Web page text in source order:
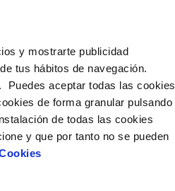
y mostrarte publicidad
tus hábitos de navegación.
Puedes aceptar todas las cookies
de forma granular pulsando
de todas las cookies
y que por tanto no se pueden
DE DATOS
datos bancarios
datos de domicilio
DE SERVICIO
(Defensa del
DEL AGUA
ahorro